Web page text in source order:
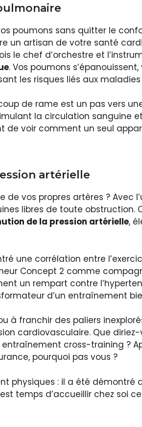
poumons sans quitter le
un artisan de votre santé
le chef d’orchestre et
. Vos poumons
les risques liés aux
de rame est un pas vers
la circulation sanguine
de voir comment un seul
artérielle
vos propres artères ? Avec
libres de toute
de la pression artérielle,
une corrélation entre
Concept 2 comme
un rempart contre
d’un entraînement
à franchir des paliers
cardiovasculaire. Que
cross-training ?
pourquoi pas vous ?
physiques : il a été
temps d’accueillir chez soi